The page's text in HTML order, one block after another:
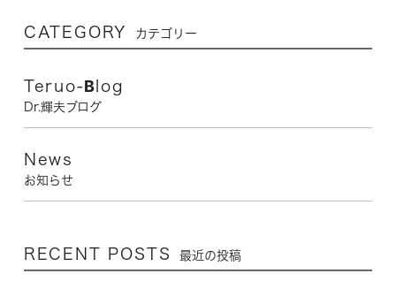
CATEGORY カテゴリー
Teruo-Blog
Dr.輝夫ブログ
News
お知らせ
RECENT POSTS 最近の投稿